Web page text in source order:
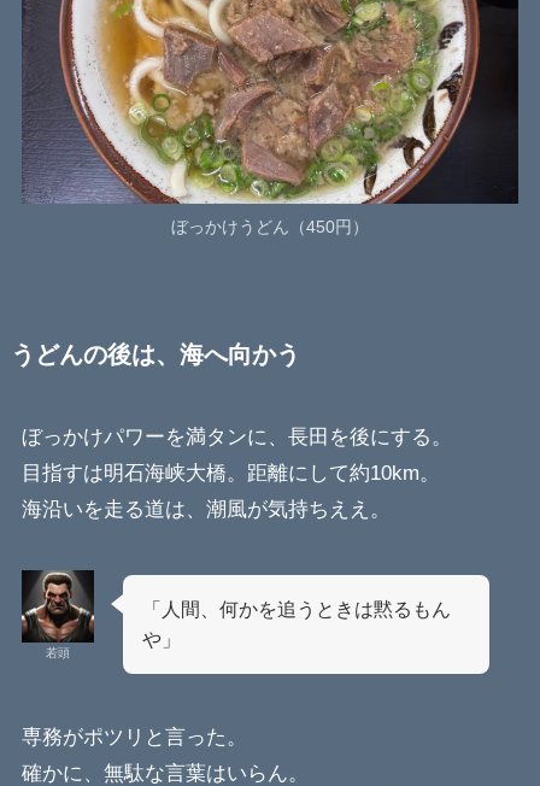
ぼっかけうどん（450円）
うどんの後は、海へ向かう
ぼっかけパワーを満タンに、長田を後にする。
目指すは明石海峡大橋。距離にして約10km。
海沿いを走る道は、潮風が気持ちええ。
若頭
「人間、何かを追うときは黙るもん
や」
専務がポツリと言った。
確かに、無駄な言葉はいらん。